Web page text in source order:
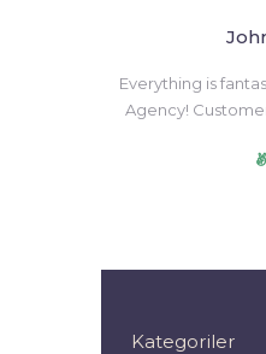
Everything is
Agency!
Kategoriler